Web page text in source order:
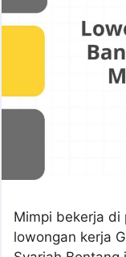
Mimpi bekerja di
lowongan kerja